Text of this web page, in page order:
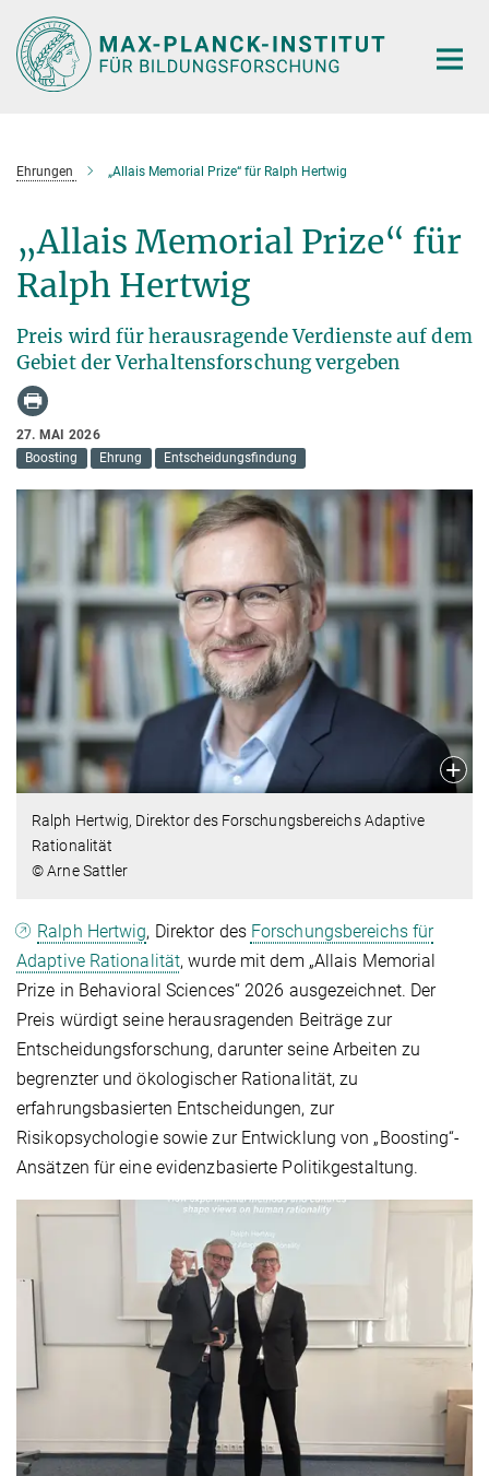
Hauptinhalt
Ehrungen „Allais Memorial Prize“ für Ralph Hertwig
„Allais Memorial Prize“ für
Ralph Hertwig
Preis wird für herausragende Verdienste auf dem
Gebiet der Verhaltensforschung vergeben
27. MAI 2026
Boosting
Ehrung Entscheidungsfindung
Ralph Hertwig, Direktor des Forschungsbereichs Adaptive
Rationalität
© Arne Sattler
Ralph Hertwig, Direktor des Forschungsbereichs für
Adaptive Rationalität, wurde mit dem „Allais Memorial
Prize in Behavioral Sciences“ 2026 ausgezeichnet. Der
Preis würdigt seine herausragenden Beiträge zur
Entscheidungsforschung, darunter seine Arbeiten zu
begrenzter und ökologischer Rationalität, zu
erfahrungsbasierten Entscheidungen, zur
Risikopsychologie sowie zur Entwicklung von „Boosting“-
Ansätzen für eine evidenzbasierte Politikgestaltung.